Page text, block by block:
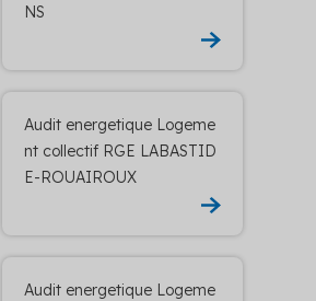
NS
Audit energetique Logeme
nt collectif RGE LABASTID
E-ROUAIROUX
Audit energetique Logeme